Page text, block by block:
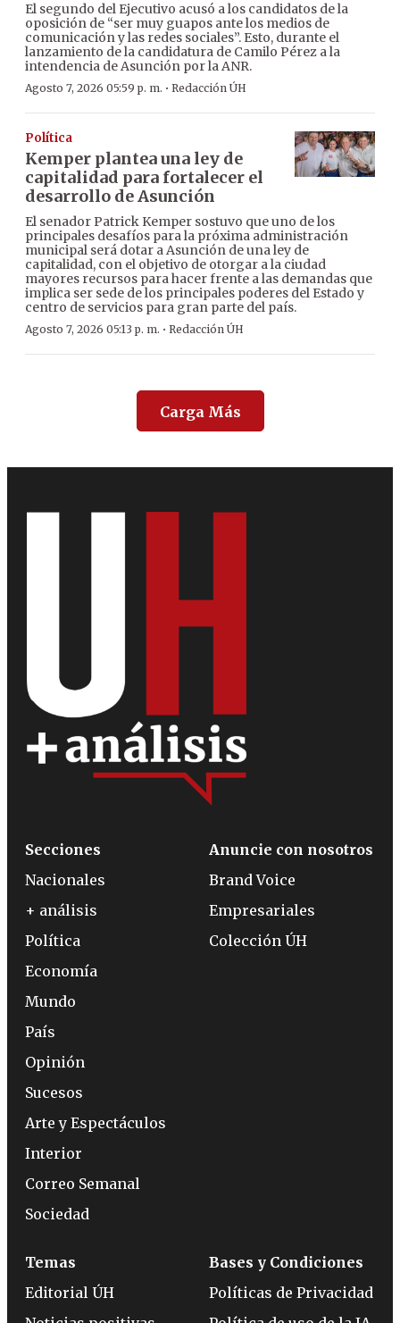
El segundo del Ejecutivo acusó a los candidatos de la
oposición de “ser muy guapos ante los medios de
comunicación y las redes sociales”. Esto, durante el
lanzamiento de la candidatura de Camilo Pérez a la
intendencia de Asunción por la ANR.
Agosto 7, 2026 05:59 p. m. · Redacción ÚH
Política
Kemper plantea una ley de
capitalidad para fortalecer el
desarrollo de Asunción
El senador Patrick Kemper sostuvo que uno de los
principales desafíos para la próxima administración
municipal será dotar a Asunción de una ley de
capitalidad, con el objetivo de otorgar a la ciudad
mayores recursos para hacer frente a las demandas que
implica ser sede de los principales poderes del Estado y
centro de servicios para gran parte del país.
Agosto 7, 2026 05:13 p. m. · Redacción ÚH
Carga Más
Secciones
Nacionales
+ análisis
Política
Economía
Mundo
País
Opinión
Sucesos
Arte y Espectáculos
Interior
Correo Semanal
Sociedad
Anuncie con nosotros
Brand Voice
Empresariales
Colección ÚH
Temas
Editorial ÚH
Bases y Condiciones
Políticas de Privacidad